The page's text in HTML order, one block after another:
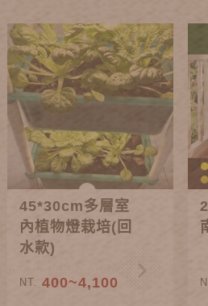
45*30cm多層室
內植物燈栽培(回
水款)
NT. 400~4,100